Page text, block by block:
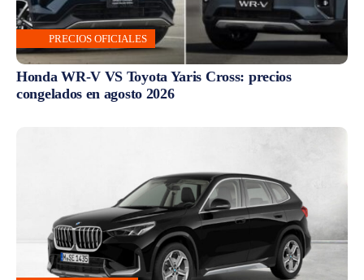
PRECIOS OFICIALES
Honda WR-V VS Toyota Yaris Cross: precios
congelados en agosto 2026